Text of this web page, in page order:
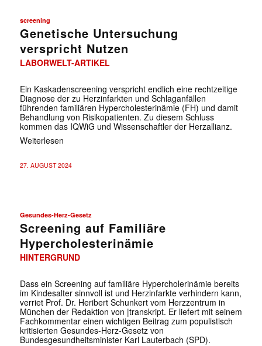
screening
Genetische Untersuchung
verspricht Nutzen
LABORWELT-ARTIKEL
Ein Kaskadenscreening verspricht endlich eine rechtzeitige
Diagnose der zu Herzinfarkten und Schlaganfällen
führenden familiären Hypercholesterinämie (FH) und damit
Behandlung von Risikopatienten. Zu diesem Schluss
kommen das IQWiG und Wissenschaftler der Herzallianz.
Weiterlesen
27. AUGUST 2024
Gesundes-Herz-Gesetz
Screening auf Familiäre
Hypercholesterinämie
HINTERGRUND
Dass ein Screening auf familiäre Hypercholerinämie bereits
im Kindesalter sinnvoll ist und Herzinfarkte verhindern kann,
verriet Prof. Dr. Heribert Schunkert vom Herzzentrum in
München der Redaktion von |transkript. Er liefert mit seinem
Fachkommentar einen wichtigen Beitrag zum populistisch
kritisierten Gesundes-Herz-Gesetz von
Bundesgesundheitsminister Karl Lauterbach (SPD).